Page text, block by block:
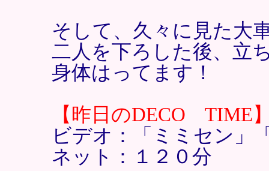
そして、久々に見た大
二人を下ろした後、立
身体はってます！
【昨日のDECO TIME
ビデオ：「ミミセン」
ネット：１２０分